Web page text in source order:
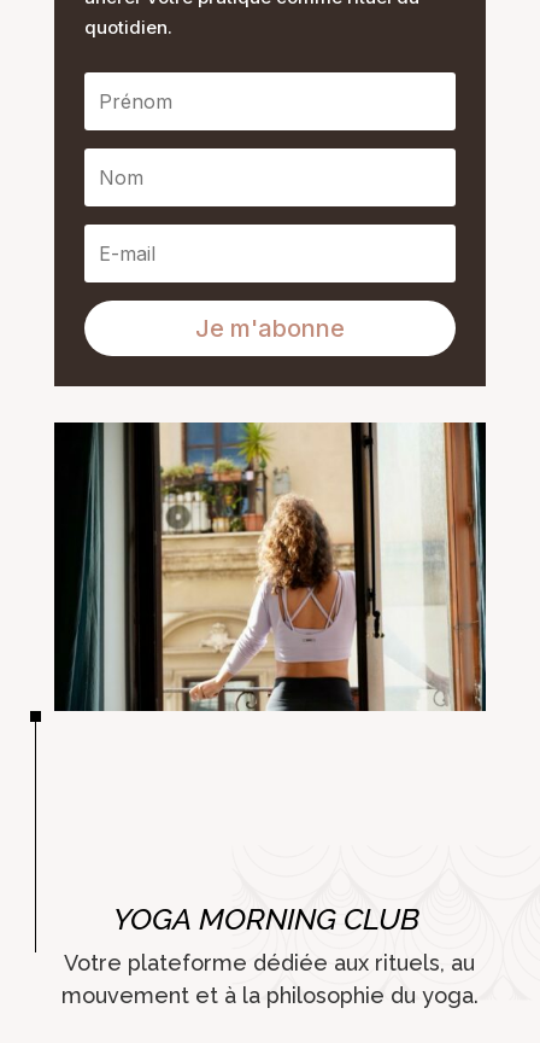
quotidien.
Je m'abonne
YOGA MORNING CLUB
Votre plateforme dédiée aux rituels, au
mouvement et à la philosophie du yoga.